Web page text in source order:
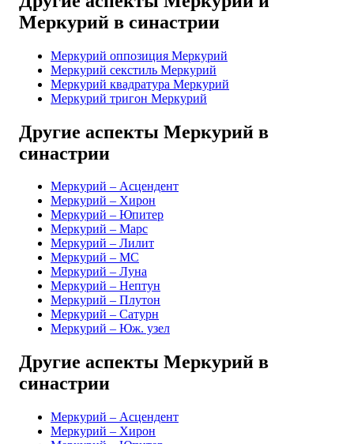
Меркурий в синастрии
Меркурий оппозиция Меркурий
Меркурий секстиль Меркурий
Меркурий квадратура Меркурий
Меркурий тригон Меркурий
Другие аспекты Меркурий в
синастрии
Меркурий – Асцендент
Меркурий – Хирон
Меркурий – Юпитер
Меркурий – Марс
Меркурий – Лилит
Меркурий – MC
Меркурий – Луна
Меркурий – Нептун
Меркурий – Плутон
Меркурий – Сатурн
Меркурий – Юж. узел
Другие аспекты Меркурий в
синастрии
Меркурий – Асцендент
Меркурий – Хирон